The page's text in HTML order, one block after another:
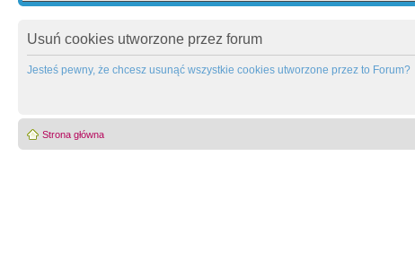
Usuń cookies utworzone przez forum
Jesteś pewny, że chcesz usunąć wszystkie cookies utworzone przez to Forum?
Strona główna